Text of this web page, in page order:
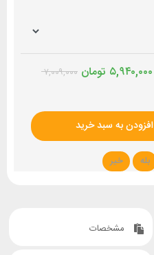
۷,۰۰۹,۰۰۰ تومان ۵,۹۴۰,۰۰۰
افزودن به سبد خرید
بله خیر
مشخصات